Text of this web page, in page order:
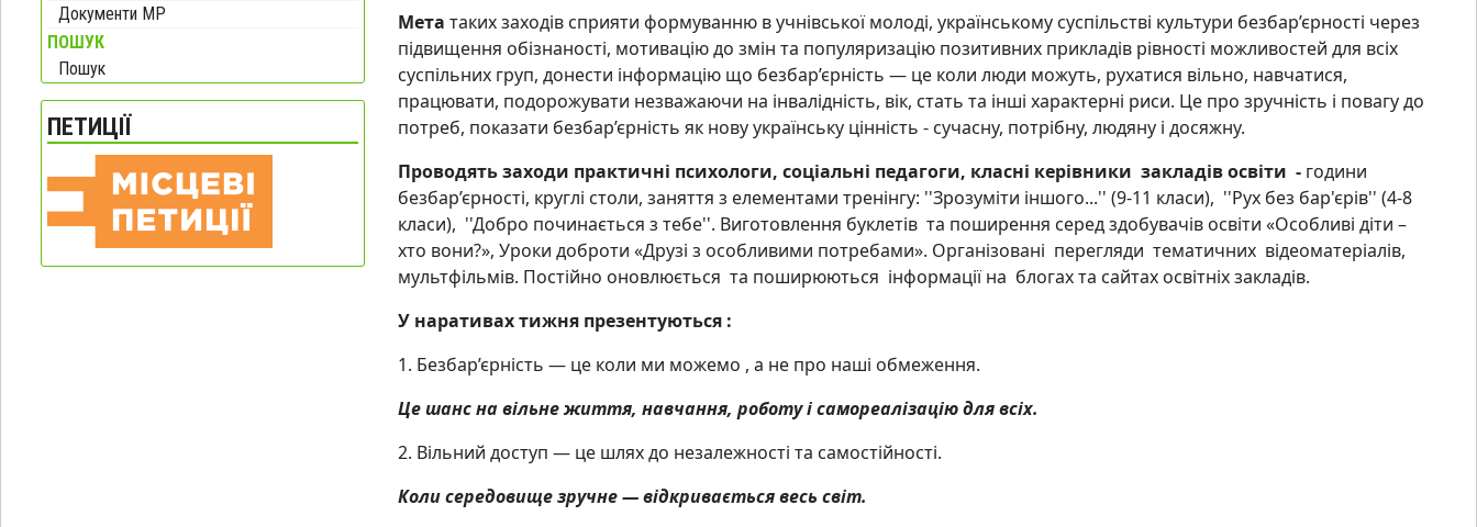
Документи МР
ПОШУК
Пошук
ПЕТИЦІЇ
Мета таких заходів сприяти формуванню в учнівської молоді, українському суспільстві культури безбар’єрності через
підвищення обізнаності, мотивацію до змін та популяризацію позитивних прикладів рівності можливостей для всіх
суспільних груп, донести інформацію що безбар’єрність — це коли люди можуть, рухатися вільно, навчатися,
працювати, подорожувати незважаючи на інвалідність, вік, стать та інші характерні риси. Це про зручність і повагу до
потреб, показати безбар’єрність як нову українську цінність - сучасну, потрібну, людяну і досяжну.
Проводять заходи практичні психологи, соціальні педагоги, класні керівники закладів освіти - години
безбар’єрності, круглі столи, заняття з елементами тренінгу: ''Зрозуміти іншого...'' (9-11 класи), ''Рух без бар'єрів'' (4-8
класи), ''Добро починається з тебе''. Виготовлення буклетів та поширення серед здобувачів освіти «Особливі діти –
хто вони?», Уроки доброти «Друзі з особливими потребами». Організовані перегляди тематичних відеоматеріалів,
мультфільмів. Постійно оновлюється та поширюються інформації на блогах та сайтах освітніх закладів.
У наративахтижня презентуються :
1. Безбар’єрність — це коли ми можемо , а не про наші обмеження.
Це шанс на вільне життя, навчання, роботу і самореалізацію для всіх.
2. Вільний доступ — це шлях до незалежності та самостійності.
Коли середовище зручне — відкривається весь світ.